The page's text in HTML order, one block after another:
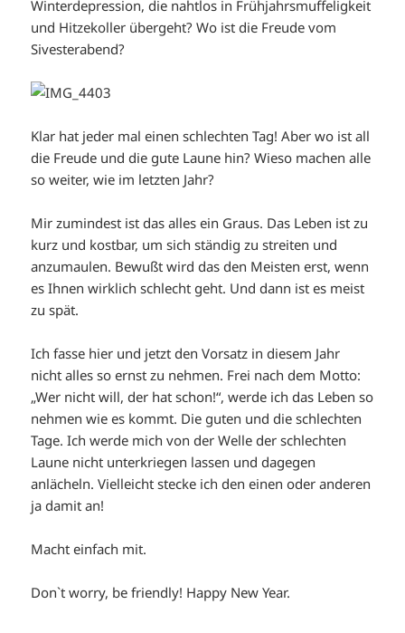
Winterdepression, die nahtlos in Frühjahrsmuffeligkeit
und Hitzekoller übergeht? Wo ist die Freude vom
Sivesterabend?
Klar hat jeder mal einen schlechten Tag! Aber wo ist all
die Freude und die gute Laune hin? Wieso machen alle
so weiter, wie im letzten Jahr?
Mir zumindest ist das alles ein Graus. Das Leben ist zu
kurz und kostbar, um sich ständig zu streiten und
anzumaulen. Bewußt wird das den Meisten erst, wenn
es Ihnen wirklich schlecht geht. Und dann ist es meist
zu spät.
Ich fasse hier und jetzt den Vorsatz in diesem Jahr
nicht alles so ernst zu nehmen. Frei nach dem Motto:
„Wer nicht will, der hat schon!“, werde ich das Leben so
nehmen wie es kommt. Die guten und die schlechten
Tage. Ich werde mich von der Welle der schlechten
Laune nicht unterkriegen lassen und dagegen
anlächeln. Vielleicht stecke ich den einen oder anderen
ja damit an!
Macht einfach mit.
Don`t worry, be friendly! Happy New Year.